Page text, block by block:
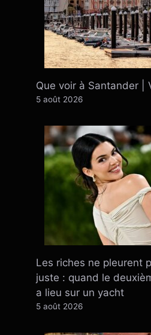
Que voir à Santander |
5 août 2026
Les riches ne pleurent
juste : quand le
a lieu sur un yacht
5 août 2026